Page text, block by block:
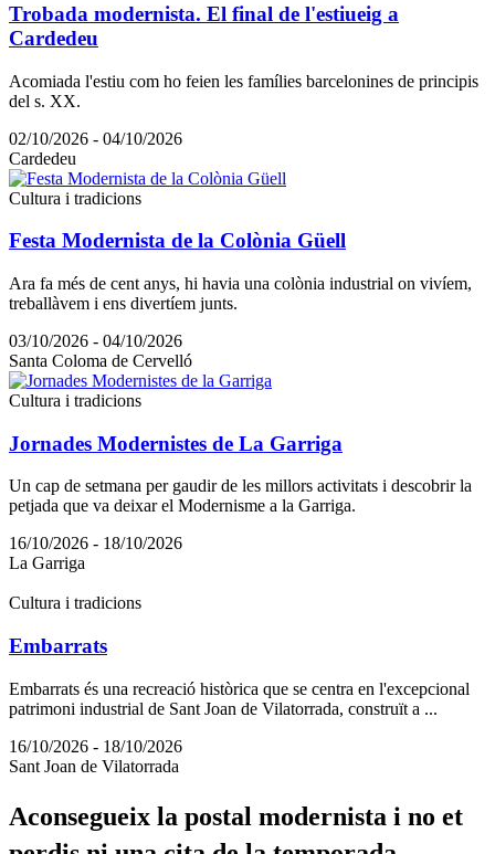
Trobada modernista. El final de l'estiueig a
Cardedeu
Acomiada l'estiu com ho feien les famílies barcelonines de principis
del s. XX.
02/10/2026 - 04/10/2026
Cardedeu
Cultura i tradicions
Festa Modernista de la Colònia Güell
Ara fa més de cent anys, hi havia una colònia industrial on vivíem,
treballàvem i ens divertíem junts.
03/10/2026 - 04/10/2026
Santa Coloma de Cervelló
Cultura i tradicions
Jornades Modernistes de La Garriga
Un cap de setmana per gaudir de les millors activitats i descobrir la
petjada que va deixar el Modernisme a la Garriga.
16/10/2026 - 18/10/2026
La Garriga
Cultura i tradicions
Embarrats
Embarrats és una recreació històrica que se centra en l'excepcional
patrimoni industrial de Sant Joan de Vilatorrada, construït a ...
16/10/2026 - 18/10/2026
Sant Joan de Vilatorrada
Aconsegueix la postal modernista i no et